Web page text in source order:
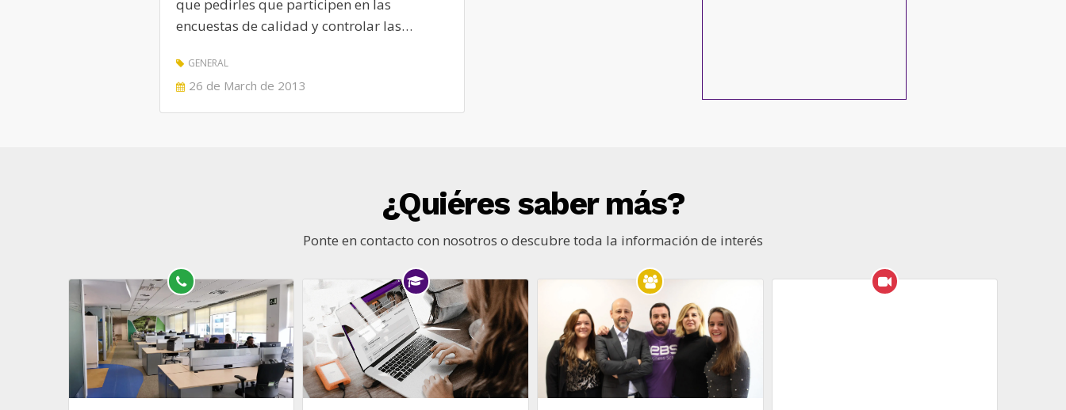
que pedirles que participen en las
encuestas de calidad y controlar las…
GENERAL
POSTED
26 de March de 2013
¿Quiéres saber más?
Ponte en contacto con nosotros o descubre toda la información de interés